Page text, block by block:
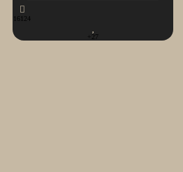
16124
+27